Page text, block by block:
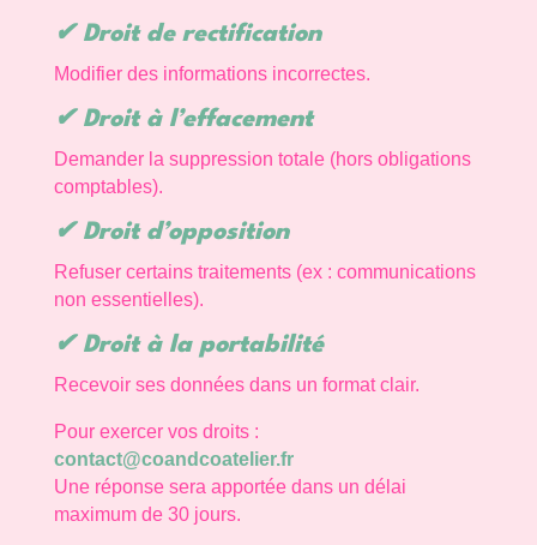
✔ Droit de rectification
Modifier des informations incorrectes.
✔ Droit à l’effacement
Demander la suppression totale (hors obligations
comptables).
✔ Droit d’opposition
Refuser certains traitements (ex : communications
non essentielles).
✔ Droit à la portabilité
Recevoir ses données dans un format clair.
Pour exercer vos droits :
contact@coandcoatelier.fr
Une réponse sera apportée dans un délai
maximum de 30 jours.